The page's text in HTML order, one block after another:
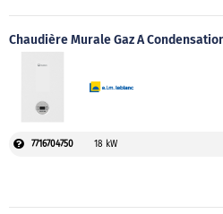
7716704750 18 kW